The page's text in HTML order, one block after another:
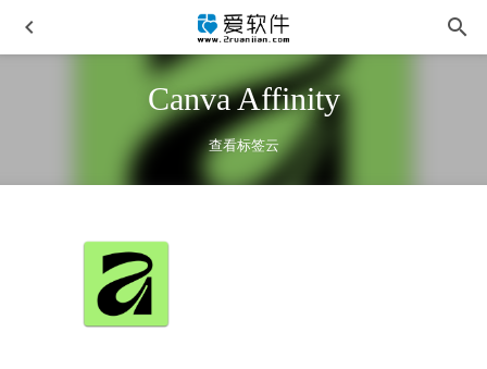
Canva Affinity
查看标签云
JetBrains Rider 2025.3.2 中文激活版-JetBrains全家桶系列软
2026-02-09
Axialis IconWorkshop v6.96 中文免安装便携版